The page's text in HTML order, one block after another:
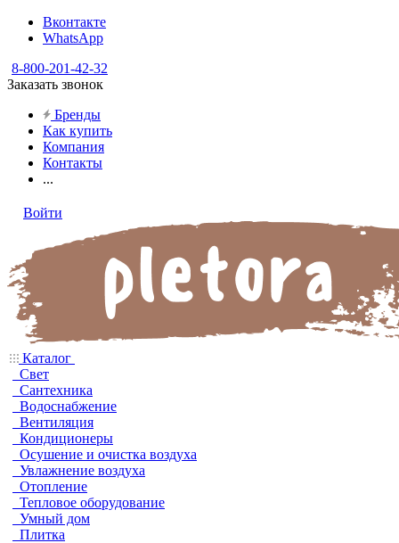
Вконтакте
WhatsApp
8-800-201-42-32
Заказать звонок
Бренды
Как купить
Компания
Контакты
...
Войти
Каталог
Свет
Сантехника
Водоснабжение
Вентиляция
Кондиционеры
Осушение и очистка воздуха
Увлажнение воздуха
Отопление
Тепловое оборудование
Умный дом
Плитка